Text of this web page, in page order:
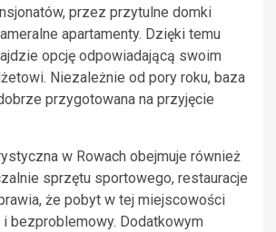
przez przytulne domki
apartamenty. Dzięki temu
opcję odpowiadającą swoim
Niezależnie od pory roku, baza
przygotowana na przyjęcie
w Rowach obejmuje również
sprzętu sportowego, restauracje
że pobyt w tej miejscowości
bezproblemowy. Dodatkowym